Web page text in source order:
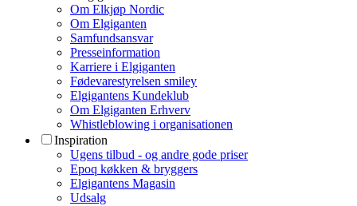
Om Elkjøp Nordic
Om Elgiganten
Samfundsansvar
Presseinformation
Karriere i Elgiganten
Fødevarestyrelsen smiley
Elgigantens Kundeklub
Om Elgiganten Erhverv
Whistleblowing i organisationen
Inspiration
Ugens tilbud - og andre gode priser
Epoq køkken & bryggers
Elgigantens Magasin
Udsalg